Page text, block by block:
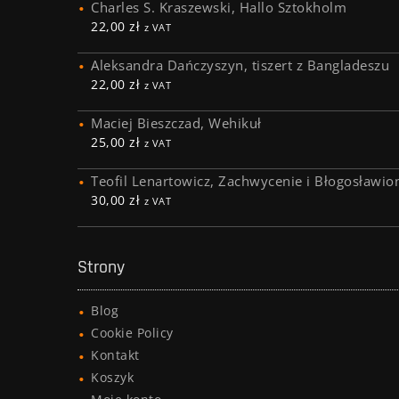
Charles S. Kraszewski, Hallo Sztokholm
22,00 zł z VAT
Aleksandra Dańczyszyn, tiszert z Bangladeszu
22,00 zł z VAT
Maciej Bieszczad, Wehikuł
25,00 zł z VAT
Teofil Lenartowicz, Zachwycenie i
30,00 zł z VAT
Strony
Blog
Cookie Policy
Kontakt
Koszyk